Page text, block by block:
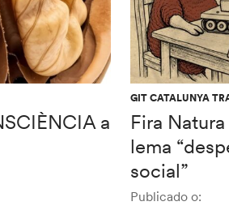
a
GIT CATALUNYA
Fira
lema
social”
Publicado o: